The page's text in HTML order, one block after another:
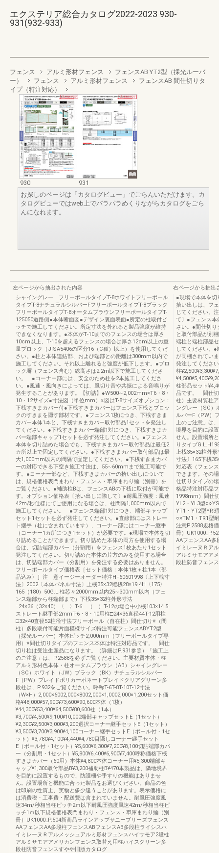
エクステリア総合カタログ2022-2023 930-
931(932-933)
フェンス アルミ形材フェンス
フェンスAB YT2型（採光ルーバ
ー）
フェンス アルミ形材フェンス
フェンスAB 間仕切りタ
イプ（特注対応）
930
931
お探しのページは「カタログビュー」でごらんいただけます。カ
タログビューではweb上でパラパラめくりながらカタログをごら
んになれます。
左ページから抽出された内容
シャイングレー フリーポールタイプT-8ホワイトフリーポール
タイプT-8ナチュラルシルバーFフリーポールタイプT-8ブラック
フリーポールタイプT-8オータムブラウンフリーポールタイプT-
125050道路側●本体断面図●デザイン裏面表面●所定の柱取付ピ
ッチで施工してください。所定寸法を外れると製品強度が維持
できなくなります。●本体がT‐10までのフェンスの場合は厚さ
10cm以上、T‐10を超えるフェンスの場合は厚さ12cm以上の重
量ブロック（JISA5406の区分16（C種）以上）を使用してくだ
さい。●柱と本体連結部、および端部との距離は300mm以内で
施工してください。それ以上離れると強度が低下します。●ブロ
ック塀（フェンス含む）総高さは2.2m以下で施工してくださ
い。 ●コーナー部には、安全のため柱を2本施工してくださ
い。●風速・風向きによっては、風切り音や共振による音鳴りが
発生することがあります。【切詰】●W500∼2,002mm×T6・8・
10・12サイズ●寸法図（単位mm）※図はT-8サイズオプション：
下桟すきまカバー付●下桟すきまカバーはフェンス下桟とブロッ
クのすきまを隠す部材です。●フェンス1枚につき、下桟すきま
カバー本体1本と、下桟すきまカバー取付部品1セットを発注し
てください。●下桟すきまカバー端部1対につき、下桟すきまカ
バー端部キャップ1セットを必ず発注してください。●フェンス
本体を切り詰めた場合でも、下桟すきまカバー取付部品は最低2
カ所以上で固定してください。●下桟すきまカバー取付部品は最
大1,000mm以内の間隔で固定してください。●下桟すきまカバ
ーの対応できる下空き施工寸法は、55∼60mmまで施工可能で
す。●コーナー部など、下桟すきまカバーの拾い出しについて
は、規格価格表門まわり・フェンス・車庫まわり編（別冊）を
ご覧ください。●補助柱Bは、フェンスABの下桟に取付が可能で
す。オプション価格表〔拾い出しに際して〕●耐風圧強度：風速
42m/秒仕様にてご使用になる場合は、柱間隔1,000mm以内で
施工してください。 ●フェンス端部1対につき、端部キャップ
セット1セットを必ず発注してください。●直線部にはストレー
ト継手（柱に含まれています）、コーナー部にはコーナー継手
（コーナー1カ所につき1セット）が必要です。●現場で本体を切
り詰めることができます。切り詰めた本体の両方を使用する場
合は、切詰端部カバー（分割用）をフェンス1枚あたり1セット
発注してください。切り詰めた本体の片方のみを使用する場合
は、切詰端部カバー（分割用）を発注する必要はありません。
フリーポールタイプ価格表［セット価格：本体1枚＋柱1本〈部
品込み〉］注 意イージーオーダー特注H−60601998〔上下桟寸
法〕2002〔本体パネル寸法〕上桟35×32縦桟28×19.4H〈175〉
165（180）50G.L.柱芯々2000mm以内25∼300mm以内（フェ
ンス端部から柱端部まで）下桟35×32柱外形寸法
=24×36（32×40）〈 〉T-6 （ ）T-12の場合中小桟103×14.5
ストレート継手部2mmT-6・8・10用柱□24×36直径44T-12用柱
□32×40直径52柱径寸法フリーポール（自在柱）間仕切り※（間
柱）多段取付可能片面模様サイズ特注可能フェンスABYT2型
（採光ルーバー）本体ピッチ2,000mm（フリーポールタイプ専
用）※間仕切りタイプのフェンス本体は特注対応品です。 間仕
切り柱は受注生産品になります。（詳細はP.931参照）「施工上
のご注意」は、P.2588を必ずご覧ください。主要材質本体・柱
アルミ形材色本体・柱オータムブラウン（AB）シャイングレー
（SC）ホワイト（JW）ブラック（BK）ナチュラルシルバー
F（PW）ブレイドポリカーボネートブレイドクリアグリーン多
段柱は、P.932をご覧ください。呼称T-6T-8T-10T-12寸法
（W×H）2,000×6002,000×8002,000×1,0002,000×1,200セット価
格¥48,000¥57,900¥73,600¥90,600本体（1枚）
¥44,300¥53,400¥64,500¥80,600柱（1本）
¥3,700¥4,500¥9,100¥10,000端部キャップセットE（1セット）
¥2,300¥2,500¥3,000¥3,200選択コーナー継手セットE（1セット）
¥3,500¥3,700¥3,900¥4,100コーナー継手セットE（ポール付・1セ
ット）¥3,780¥4,100¥4,440¥4,780目隠しコーナー継手セット
E（ポール付・1セット）¥5,600¥6,300¥7,200¥8,100切詰端部カバ
ー（分割用・1セット）¥5,800¥6,400¥6,900¥7,400呼称価格下桟
すきまカバー（60用）本体¥4,800本体コーナー用¥5,300端部キ
ャップ¥1,300取付部品B¥3,200補助柱B¥470本製品は、隣地境界
を目的に設置するもので、防護柵や手すりの機能はありませ
ん。設置場所と機能に合った製品をお選びください。商品の色
は印刷の性質上、実物と多少違うことがあります。表示価格に
は消費税・工事費・配送費は含まれていません。耐風圧強度風
速34m/秒相当柱ピッチ2ｍ以下耐風圧強度風速42m/秒相当柱ピ
ッチ1ｍ以下規格価格表門まわり・フェンス・車庫まわり編（別
冊）UK1000_P.504新商品ラインアップサニーブリーズフェンス
AAフェンスAA多段柱フェンスABフェンスAB多段柱ライシスハ
イミレーヌＲアルメッシュアルミ形材フェンスハイサモア2段柱
アルミサモアアメリカンフェンス取替え用柱ハイスクリーン多
段柱防音フェンスすやや旧版カタログ
右ページから抽出
●現場で本体を切
拾い出しは、フ
じてください。
て〕●フェンス本
さい。●間仕切り
と取付部品が別
端柱と端柱部品
してください。
が同梱されてい
発注してくださ
柱
柱部品セット
品です。 間仕切
柱）主要材質柱
ングレー（SC）
ルバーF（PW）
上のご注意」は
境界を目的に設
せん。設置場所
りタイプ
上桟35×32柱外
寸法〕165下桟
対応表（フェン
できます。その
仕切りタイプの
格品特注対応品
1998mm）間仕
YL2・YL3型
YT1・YT2型YR3
○×TM1・TR1型
注意P.2588規格
冊）
AAフェンスAA多
イミレーヌＲア
アルミサモアア
段柱防音フェン